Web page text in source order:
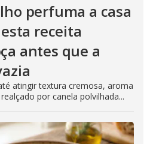
perfuma a casa
receita
antes que a
atingir textura cremosa, aroma
por canela polvilhada...